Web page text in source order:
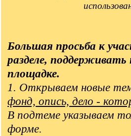
Большая просьба к
разделе,
площадке.
1. Открываем новые
фонд, опись, дело -
В подтеме указываем
форме.